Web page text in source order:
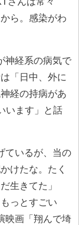
ら。感染がわ
神経系の病気で
「日中、外に
経の持病があ
います」と話
ているが、当の
けたな。たく
生きてた」
っとすごい
映画「翔んで埼